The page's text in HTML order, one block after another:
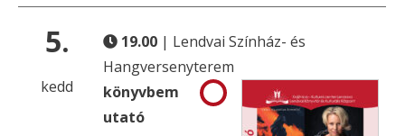
5.
kedd
19.00 | Lendvai Színház- és
Hangversenyterem
könyvbem
utató